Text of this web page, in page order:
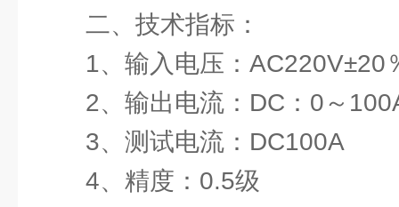
二、技术指标：
1、输入电压：AC220V±20
2、输出电流：DC：0～
3、测试电流：DC100A
4、精度：0.5级